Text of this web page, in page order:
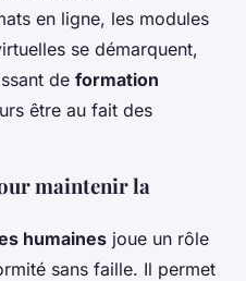
en ligne, les modules
se démarquent,
de formation
être au fait des
maintenir la
humaines joue un rôle
sans faille. Il permet